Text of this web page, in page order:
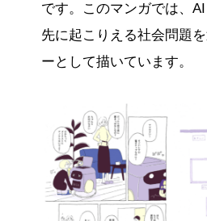
です。このマンガでは、
先に起こりえる社会問題
ーとして描いています。